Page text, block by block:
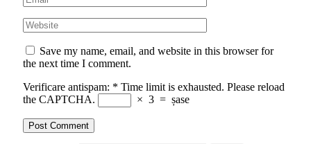
Save my name, email, and website in this browser for
the next time I comment.
Verificare antispam: * Time limit is exhausted. Please reload
the CAPTCHA.
× 3 = șase